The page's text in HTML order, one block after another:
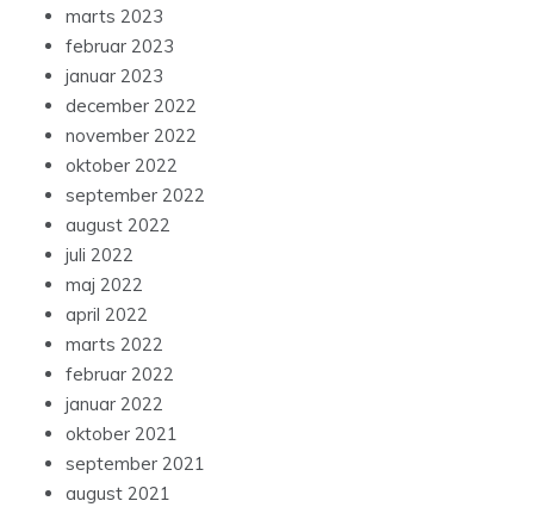
marts 2023
februar 2023
januar 2023
december 2022
november 2022
oktober 2022
september 2022
august 2022
juli 2022
maj 2022
april 2022
marts 2022
februar 2022
januar 2022
oktober 2021
september 2021
august 2021